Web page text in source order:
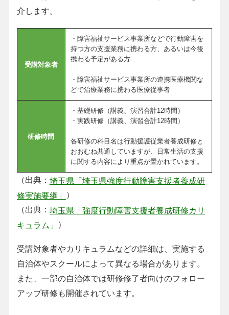
介します。
受講対象者
・障害福祉サービス事業所などで行動障害を
持つ方の支援業務に携わる方、あるいは今後
携わる予定がある方
・障害福祉サービス事業所の連携医療機関な
どで治療業務に携わる医療従事者
研修時間
・基礎研修（講義、演習合計12時間）
・実践研修（講義、演習合計12時間）
各研修の科目名は行動援護従業者養成研修と
おおむね共通していますが、日常生活の支援
に関する内容により重点が置かれています。
（出典： 埼玉県「埼玉県強度行動障害支援者養成研
修実施要綱」
）
（出典： 埼玉県「強度行動障害支援者養成研修カリ
キュラム」
）
受講対象者やカリキュラムなどの詳細は、実施する
自治体やスクールによって異なる場合があります。
また、一部の自治体では研修修了者向けのフォロー
アップ研修も開催されています。